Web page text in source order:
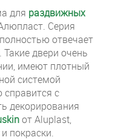
для раздвижных
Серия
отвечает
двери очень
имеют плотный
системой
справится с
декорирования
от Aluplast,
покраски.